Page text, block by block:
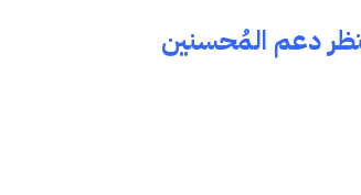
دعم المُحسنين